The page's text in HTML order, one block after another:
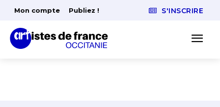
Mon compte Publiez ! S'INSCRIRE